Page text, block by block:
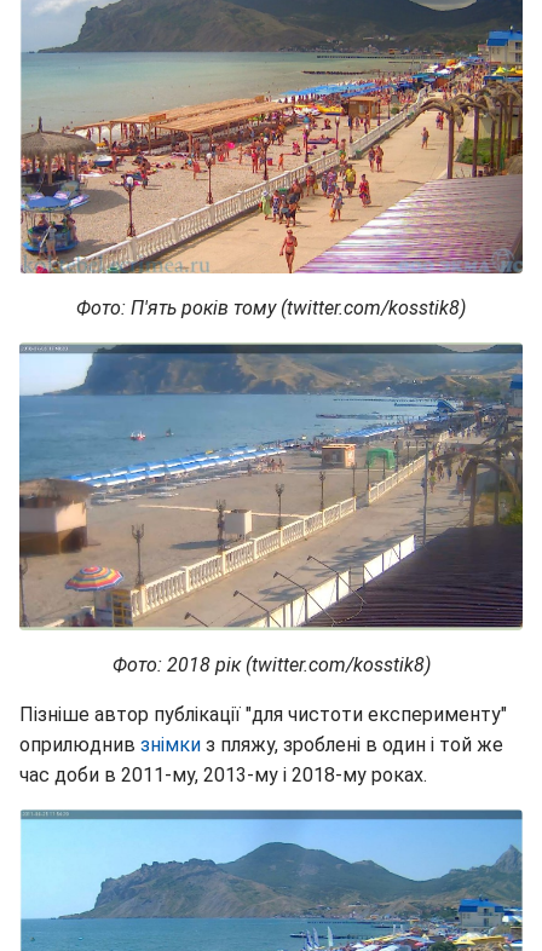
Фото: П'ять років тому (twitter.com/kosstik8)
Фото: 2018 рік (twitter.com/kosstik8)
Пізніше автор публікації "для чистоти експерименту"
оприлюднив знімки з пляжу, зроблені в один і той же
час доби в 2011-му, 2013-му і 2018-му роках.